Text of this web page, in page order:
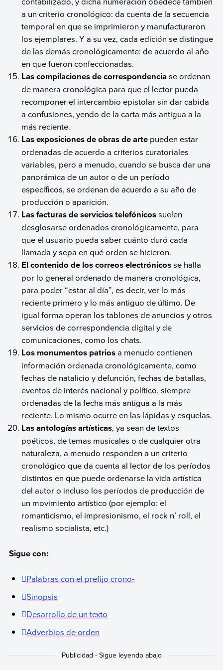
a un criterio cronológico: da cuenta de la secuencia
temporal en que se imprimieron y manufacturaron
los ejemplares. Y a su vez, cada edición se distingue
de las demás cronológicamente: de acuerdo al año
en que fueron confeccionadas.
Las compilaciones de correspondencia se ordenan
de manera cronológica para que el lector pueda
recomponer el intercambio epistolar sin dar cabida
a confusiones, yendo de la carta más antigua a la
más reciente.
Las exposiciones de obras de arte pueden estar
ordenadas de acuerdo a criterios curatoriales
variables, pero a menudo, cuando se busca dar una
panorámica de un autor o de un período
específicos, se ordenan de acuerdo a su año de
producción o aparición.
Las facturas de servicios telefónicossuelen
desglosarse ordenados cronológicamente, para
que el usuario pueda saber cuánto duró cada
llamada y sepa en qué orden se hicieron.
El contenido de los correos electrónicosse halla
por lo general ordenado de manera cronológica,
para poder “estar al día”, es decir, ver lo más
reciente primero y lo más antiguo de último. De
igual forma operan los tablones de anuncios y otros
servicios de correspondencia digital y de
comunicaciones, como los chats.
Los monumentos patriosa menudo contienen
información ordenada cronológicamente, como
fechas de natalicio y defunción, fechas de batallas,
eventos de interés nacional y político, siempre
ordenadas de la fecha más antigua a la más
reciente. Lo mismo ocurre en las lápidas y esquelas.
Las antologías artísticas, ya sean de textos
poéticos, de temas musicales o de cualquier otra
naturaleza, a menudo responden a un criterio
cronológico que da cuenta al lector de los períodos
distintos en que puede ordenarse la vida artística
del autor o incluso los períodos de producción de
un movimiento artístico (por ejemplo: el
romanticismo, el impresionismo, el rock n’ roll, el
realismo socialista, etc.)
Sigue con:
Palabras con el prefijo crono-
Sinopsis
Desarrollo de un texto
Adverbios de orden